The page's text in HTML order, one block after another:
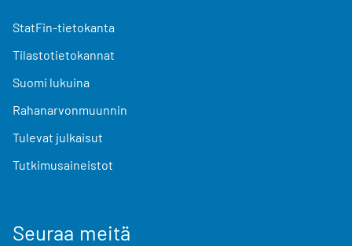
StatFin-tietokanta
Tilastotietokannat
Suomi lukuina
Rahanarvonmuunnin
Tulevat julkaisut
Tutkimusaineistot
Seuraa meitä